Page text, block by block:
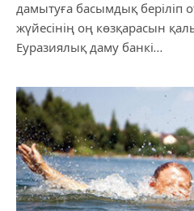
дамытуға басымдық беріліп
жүйесінің оң көзқарасын
Еуразиялық даму банкі…